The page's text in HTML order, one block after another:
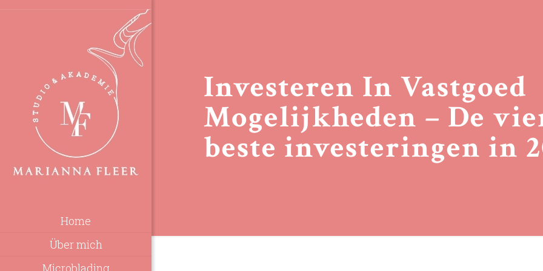
Home
Über mich
Microblading
Investeren In Vastgoed
Mogelijkheden – De
beste investeringen in